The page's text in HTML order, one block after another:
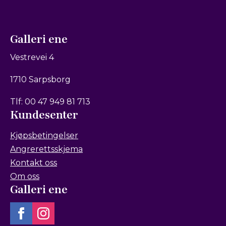
Galleri ene
Vestrevei 4
1710 Sarpsborg
Tlf: 00 47 949 81 713
Kundesenter
Kjøpsbetingelser
Angrerettsskjema
Kontakt oss
Om oss
Galleri ene